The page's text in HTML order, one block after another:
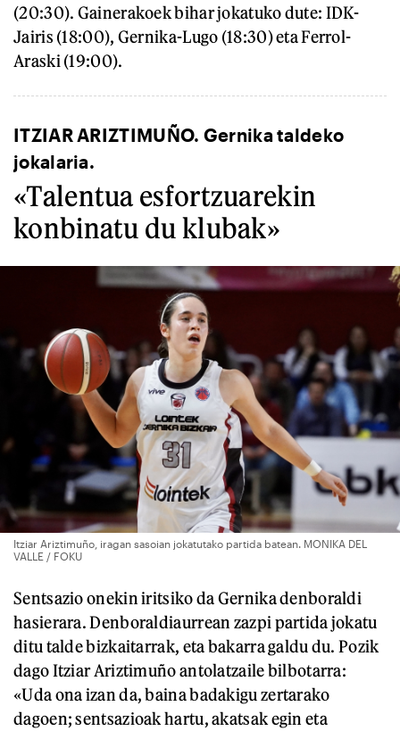
(20:30). Gainerakoek bihar jokatuko dute: IDK-
Jairis (18:00), Gernika-Lugo (18:30) eta Ferrol-
Araski (19:00).
ITZIAR ARIZTIMUÑO. Gernika taldeko
jokalaria.
«Talentua esfortzuarekin
konbinatu du klubak»
Itziar Ariztimuño, iragan sasoian jokatutako partida batean. MONIKA DEL
VALLE / FOKU
Sentsazio onekin iritsiko da Gernika denboraldi
hasierara. Denboraldiaurrean zazpi partida jokatu
ditu talde bizkaitarrak, eta bakarra galdu du. Pozik
dago Itziar Ariztimuño antolatzaile bilbotarra:
«Uda ona izan da, baina badakigu zertarako
dagoen; sentsazioak hartu, akatsak egin eta